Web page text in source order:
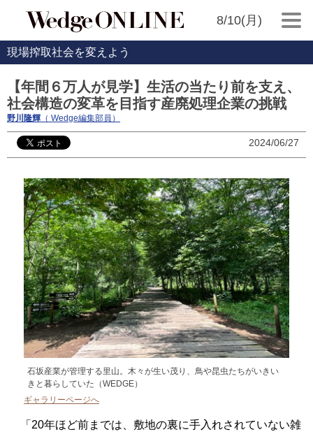
8/10(月)
現場搾取社会を変えよう
【年間６万人が見学】生活の当たり前を支え、
社会構造の変革を目指す産廃処理企業の挑戦
野川隆輝 （ Wedge編集部員）
2024/06/27
石坂産業が管理する里山。木々が生い茂り、鳥や昆虫たちがいきい
きと暮らしていた（WEDGE）
ギャラリーページへ
「20年ほど前までは、敷地の裏に手入れされていない雑